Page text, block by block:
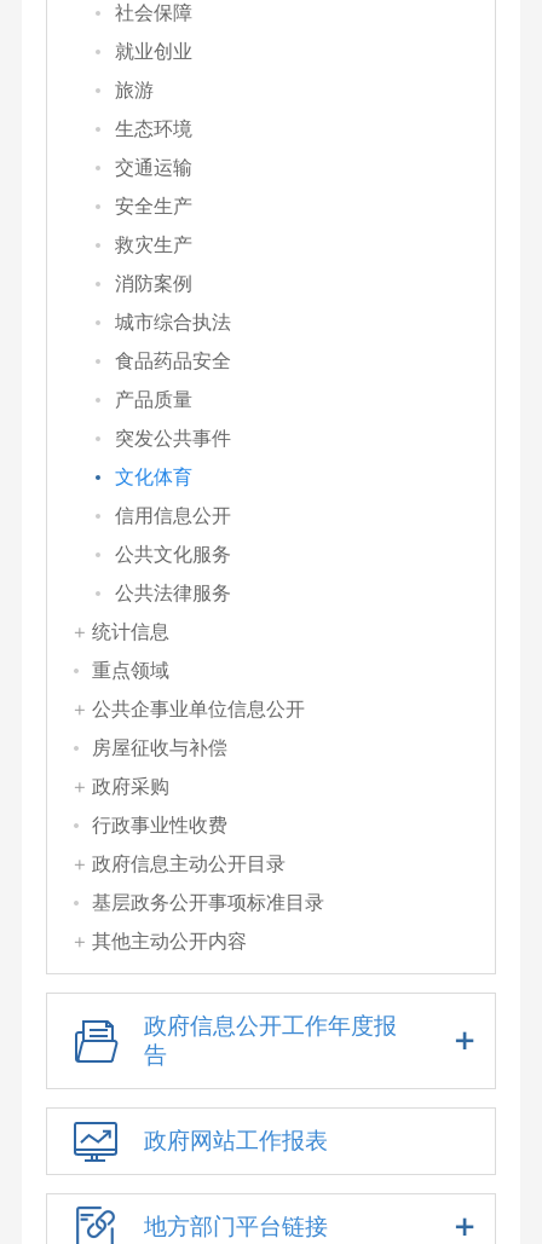
社会保障
就业创业
旅游
生态环境
交通运输
安全生产
救灾生产
消防案例
城市综合执法
食品药品安全
产品质量
突发公共事件
文化体育
信用信息公开
公共文化服务
公共法律服务
统计信息
重点领域
公共企事业单位信息公开
房屋征收与补偿
政府采购
行政事业性收费
政府信息主动公开目录
基层政务公开事项标准目录
其他主动公开内容
政府信息公开工作年度报
告
政府网站工作报表
地方部门平台链接